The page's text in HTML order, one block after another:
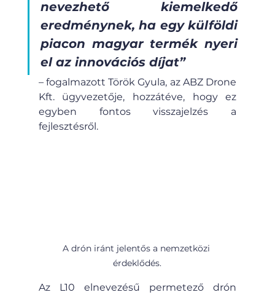
nevezhető kiemelkedő
eredménynek, ha egy külföldi
piacon magyar termék nyeri
el az innovációs díjat”
– fogalmazott Török Gyula, az ABZ Drone
Kft. ügyvezetője, hozzátéve, hogy ez
egyben fontos visszajelzés a
fejlesztésről.
A drón iránt jelentős a nemzetközi
érdeklődés.
Az L10 elnevezésű permetező drón